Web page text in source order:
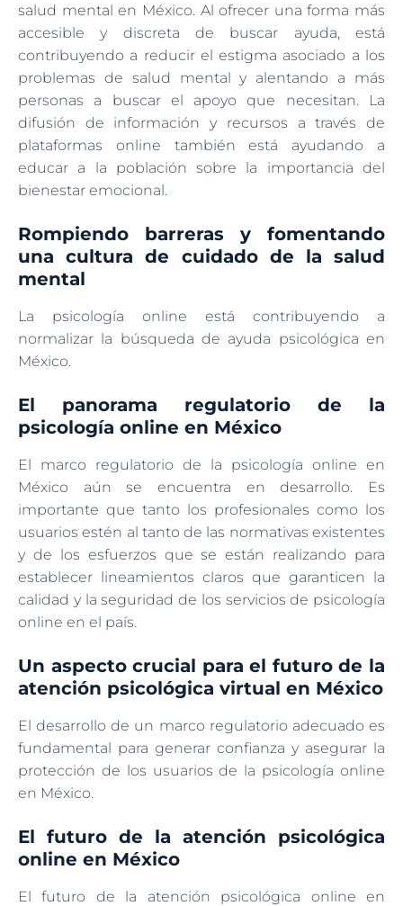
salud mental en México. Al ofrecer una forma más
accesible y discreta de buscar ayuda, está
contribuyendo a reducir el estigma asociado a los
problemas de salud mental y alentando a más
personas a buscar el apoyo que necesitan. La
difusión de información y recursos a través de
plataformas online también está ayudando a
educar a la población sobre la importancia del
bienestar emocional.
Rompiendo barreras y fomentando
una cultura de cuidado de la salud
mental
La psicología online está contribuyendo a
normalizar la búsqueda de ayuda psicológica en
México.
El panorama regulatorio de la
psicología online en México
El marco regulatorio de la psicología online en
México aún se encuentra en desarrollo. Es
importante que tanto los profesionales como los
usuarios estén al tanto de las normativas existentes
y de los esfuerzos que se están realizando para
establecer lineamientos claros que garanticen la
calidad y la seguridad de los servicios de psicología
online en el país.
Un aspecto crucial para el futuro de la
atención psicológica virtual en México
El desarrollo de un marco regulatorio adecuado es
fundamental para generar confianza y asegurar la
protección de los usuarios de la psicología online
en México.
El futuro de la atención psicológica
online en México
El futuro de la atención psicológica online en